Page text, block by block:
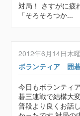
対局！ さすがに疲
「そろそろつか...
2012年6月14日木
ボランティア 囲
今日もボランティ
碁三連戦で結構大
普段より良くお話